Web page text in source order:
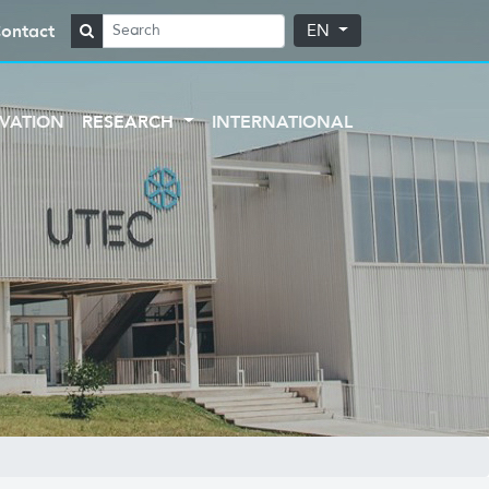
EN
RESEARCH INTERNATIONAL